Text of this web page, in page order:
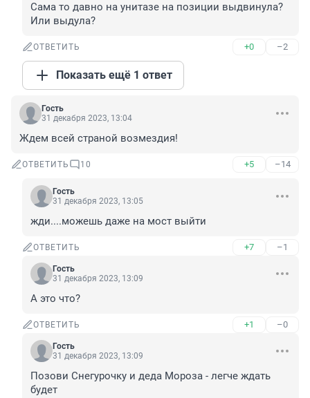
Сама то давно на унитазе на позиции выдвинула?
Или выдула?
ОТВЕТИТЬ +0 –2
Показать ещё 1 ответ
Гость
31 декабря 2023, 13:04
Ждем всей страной возмездия!
ОТВЕТИТЬ 10 +5 –14
Гость
31 декабря 2023, 13:05
жди....можешь даже на мост выйти
ОТВЕТИТЬ +7 –1
Гость
31 декабря 2023, 13:09
А это что?
ОТВЕТИТЬ +1 –0
Гость
31 декабря 2023, 13:09
Позови Снегурочку и деда Мороза - легче ждать
будет